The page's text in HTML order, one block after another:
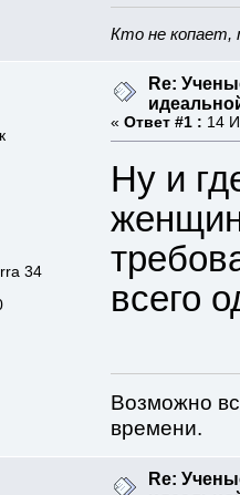
Кто не копает,
34
Re:
« Ответ #1 : 14
Ну и
всего
Возможно
времени.
Re: